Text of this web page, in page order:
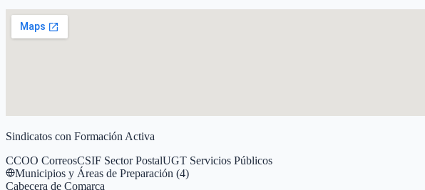
Sindicatos con Formación Activa
CCOO CorreosCSIF Sector PostalUGT Servicios Públicos
Municipios y Áreas de Preparación (4)
Cabecera de Comarca